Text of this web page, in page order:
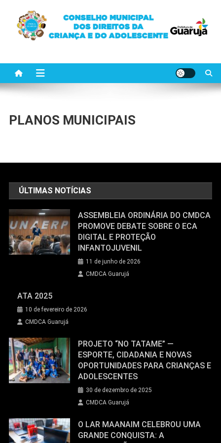
content
PLANOS MUNICIPAIS
ÚLTIMAS NOTÍCIAS
ASSEMBLEIA ORDINÁRIA DO CMDCA
PROMOVE DEBATE SOBRE O ECA
DIGITAL E PROTEÇÃO
INFANTOJUVENIL
11 de junho de 2026
CMDCA Guarujá
ATA 2025
10 de fevereiro de 2026
CMDCA Guarujá
PROJETO “NO TATAME” —
ESPORTE, CIDADANIA E NOVAS
OPORTUNIDADES PARA CRIANÇAS E
ADOLESCENTES
30 de dezembro de 2025
CMDCA Guarujá
O LAR MAANAIM CELEBROU UMA
GRANDE CONQUISTA: A